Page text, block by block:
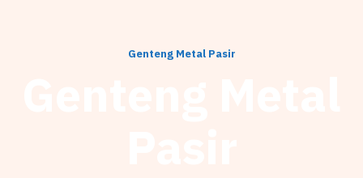
Genteng Metal Pasir